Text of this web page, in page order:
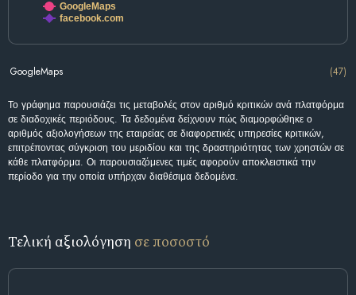
GoogleMaps
facebook.com
GoogleMaps (47)
Το γράφημα παρουσιάζει τις μεταβολές στον αριθμό κριτικών ανά πλατφόρμα
σε διαδοχικές περιόδους. Τα δεδομένα δείχνουν πώς διαμορφώθηκε ο
αριθμός αξιολογήσεων της εταιρείας σε διαφορετικές υπηρεσίες κριτικών,
επιτρέποντας σύγκριση του μεριδίου και της δραστηριότητας των χρηστών σε
κάθε πλατφόρμα. Οι παρουσιαζόμενες τιμές αφορούν αποκλειστικά την
περίοδο για την οποία υπήρχαν διαθέσιμα δεδομένα.
Τελική αξιολόγηση σε ποσοστό